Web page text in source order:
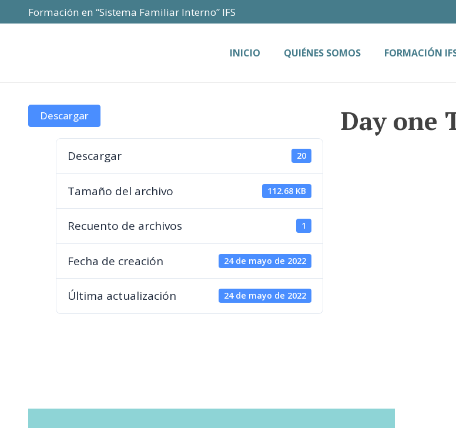
Formación en “Sistema Familiar Interno” IFS
INICIO QUIÉNES SOMOS FORMACIÓN
Descargar
Descargar 20
Tamaño del archivo 112.68 KB
Recuento de archivos 1
Fecha de creación 24 de mayo de 2022
Última actualización 24 de mayo de 2022
Day one